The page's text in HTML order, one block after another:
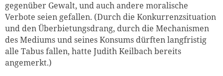
gegenüber Gewalt, und auch andere moralische
Verbote seien gefallen. (Durch die Konkurrenzsituation
und den Überbietungsdrang, durch die Mechanismen
des Mediums und seines Konsums dürften langfristig
alle Tabus fallen, hatte Judith Keilbach bereits
angemerkt.)